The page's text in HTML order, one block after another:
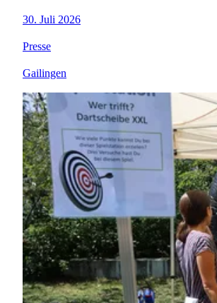
30. Juli 2026
Presse
Gailingen